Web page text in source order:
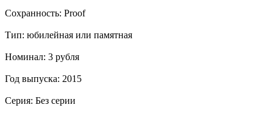
Сохранность: Proof
Тип: юбилейная или памятная
Номинал: 3 рубля
Год выпуска: 2015
Серия: Без серии